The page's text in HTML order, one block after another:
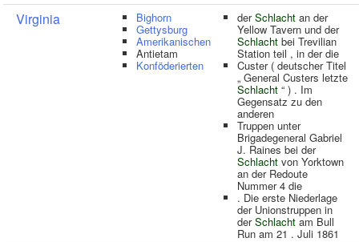
Virginia Bighorn
Gettysburg
Amerikanischen
Antietam
Konföderierten
derSchlacht an der
Yellow Tavern und der
Schlacht bei Trevilian
Station teil , in der die
Custer ( deutscher Titel
„ General Custers letzte
Schlacht “ ) . Im
Gegensatz zu den
anderen
Truppen unter
Brigadegeneral Gabriel
J. Raines bei der
Schlacht von Yorktown
an der Redoute
Nummer 4 die
. Die erste Niederlage
der Unionstruppen in
derSchlacht am Bull
Run am 21 . Juli 1861